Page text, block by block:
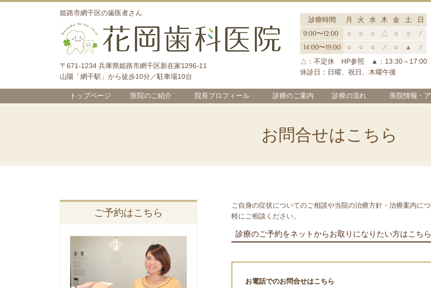
姫路市網干区の歯医者さん
〒671-1234 兵庫県姫路市網干区新在家1296-11
山陽「網干駅」から徒歩10分／駐車場10台
診療時間 月 火 水 木 金 土
日
9:00〜12:00
○ ○ ○ △ ○ ○
/
14:00〜19:00
○ ○ ○ / ○ ▲ /
△：不定休 HP参照 ▲：13:30～17:00
休診日：日曜、祝日、木曜午後
トップページ 医院のご紹介 院長プロフィール 診療のご案内 診療の流れ 医院情報・
お問合せはこちら
ご自身の症状についてのご相談や当院の治療方針・治療案内に
軽にご相談ください。
診療のご予約をネットからお取りになりたい方はこち
お電話でのお問合せはこちら
ご予約はこちら